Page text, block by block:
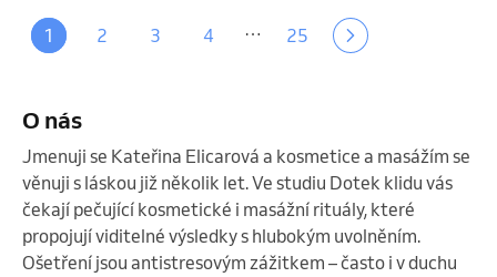
1 2 3 4 … 25
O nás
Jmenuji se Kateřina Elicarová a kosmetice a masážím se
věnuji s láskou již několik let. Ve studiu Dotek klidu vás
čekají pečující kosmetické i masážní rituály, které
propojují viditelné výsledky s hlubokým uvolněním.
Ošetření jsou antistresovým zážitkem – často i v duchu